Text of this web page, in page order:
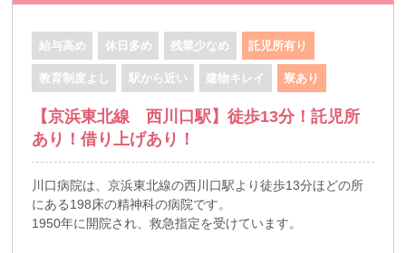
給与高め 休日多め 残業少なめ 託児所有り
教育制度よし 駅から近い 建物キレイ 寮あり
【京浜東北線 西川口駅】徒歩13分！託児所
あり！借り上げあり！
川口病院は、京浜東北線の西川口駅より徒歩13分ほどの所
にある198床の精神科の病院です。
1950年に開院され、救急指定を受けています。